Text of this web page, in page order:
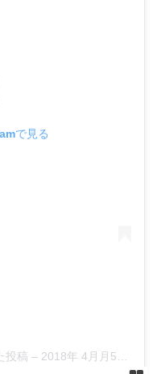
で見る
投稿 – 2018年 4月月5日午後6時56分PDT